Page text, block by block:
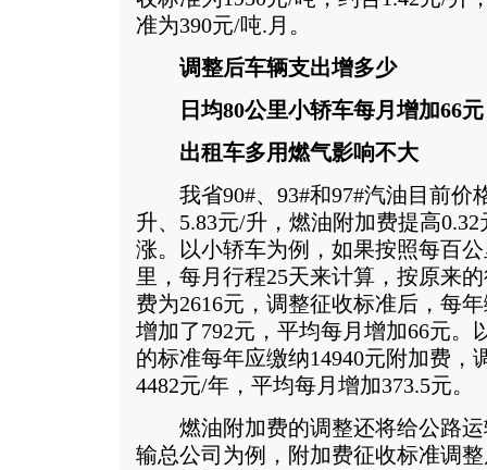
准为390元/吨.月。
调整后车辆支出增多少
日均80公里小轿车每月增加66元
出租车多用燃气影响不大
我省90#、93#和97#汽油目前价
升、5.83元/升，燃油附加费提高
涨。以小轿车为例，如果按照每百
里，每月行程25天来计算，按原来
费为2616元，调整征收标准后，每
增加了792元，平均每月增加66元。
的标准每年应缴纳14940元附加费，
4482元/年，平均每月增加373.5元。
燃油附加费的调整还将给公路运
输总公司为例，附加费征收标准调